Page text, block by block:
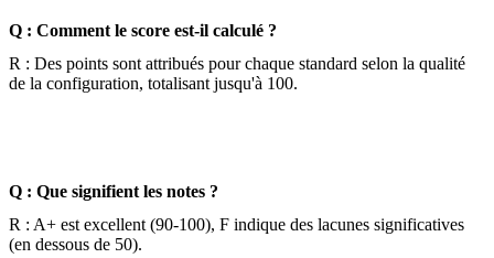
Q : Comment le score est-il calculé ?
R : Des points sont attribués pour chaque standard selon la qualité
de la configuration, totalisant jusqu'à 100.
Q : Que signifient les notes ?
R : A+ est excellent (90-100), F indique des lacunes significatives
(en dessous de 50).